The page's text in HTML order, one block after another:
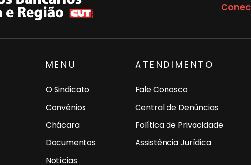
MENU
O Sindicato
Convênios
Chácara
Documentos
Notícias
ATENDIMENTO
Fale Conosco
Central de Denúncias
Política de Privacidade
Assistência Jurídica